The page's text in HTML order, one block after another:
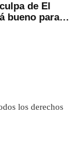
de El
bueno para
los derechos